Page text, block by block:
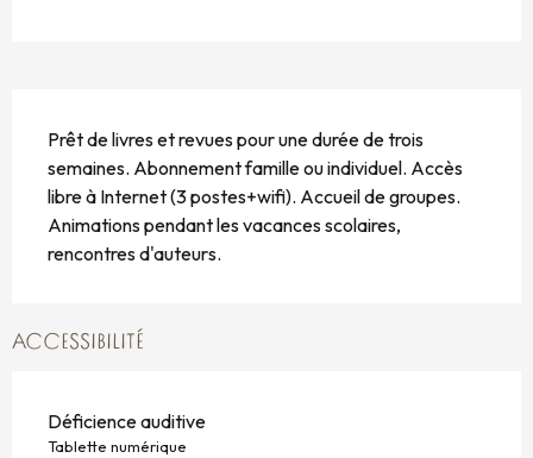
Prêt de livres et revues pour une durée de trois
semaines. Abonnement famille ou individuel. Accès
libre à Internet (3 postes+wifi). Accueil de groupes.
Animations pendant les vacances scolaires,
rencontres d'auteurs.
ACCESSIBILITÉ
Déficience auditive
Tablette numérique